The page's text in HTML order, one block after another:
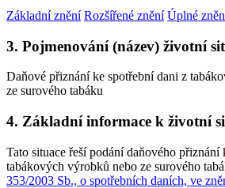
Základní znění Rozšířené znění Úplné
3. Pojmenování (název) životní
Daňové přiznání ke spotřební dani z
ze surového tabáku
4. Základní informace k životní
Tato situace řeší podání daňového přiznání
tabákových výrobků nebo ze surového
353/2003 Sb., o spotřebních daních, ve